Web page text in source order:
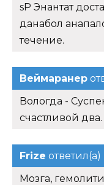
sP Энантат
данабол
течение.
Веймаранер
Вологда -
счастливой два.
Frize ответил(а)
Мозга,